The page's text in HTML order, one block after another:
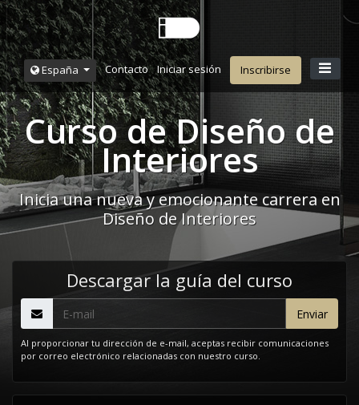
España Contacto Iniciar sesión Inscribirse
Curso de Diseño de
Interiores
Inicia una nueva y emocionante carrera en
Diseño de Interiores
Descargar la guía del curso
Al proporcionar tu dirección de e-mail, aceptas recibir comunicaciones
por correo electrónico relacionadas con nuestro curso.